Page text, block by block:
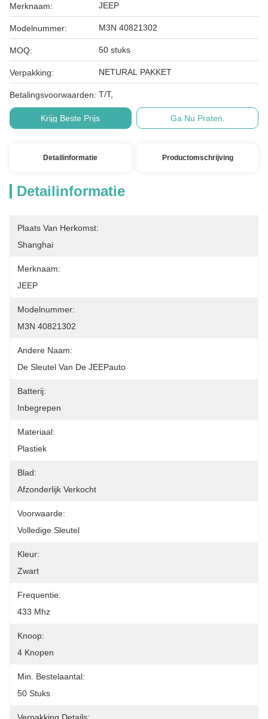
Merknaam: JEEP
Modelnummer: M3N 40821302
MOQ: 50 stuks
Verpakking: NETURAL PAKKET
Betalingsvoorwaarden: T/T,
Krijg Beste Prijs Ga Nu Praten.
Detailinformatie Productomschrijving
Detailinformatie
Plaats Van Herkomst:
Shanghai
Merknaam:
JEEP
Modelnummer:
M3N 40821302
Andere Naam:
De Sleutel Van De JEEPauto
Batterij:
Inbegrepen
Materiaal:
Plastiek
Blad:
Afzonderlijk Verkocht
Voorwaarde:
Volledige Sleutel
Kleur:
Zwart
Frequentie:
433 Mhz
Knoop:
4 Knopen
Min. Bestelaantal:
50 Stuks